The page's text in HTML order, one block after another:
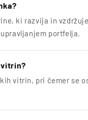
ki razvija in
portfelja.
vitrin?
vitrin, pri čemer se